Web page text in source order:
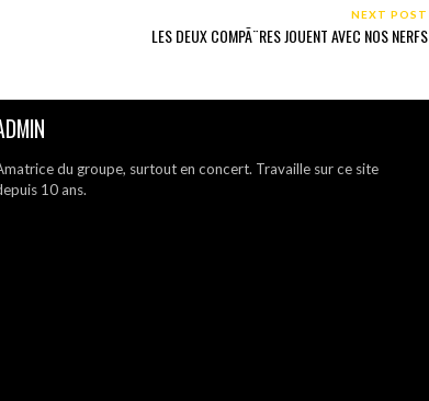
NEXT POST
LES DEUX COMPÃ¨RES JOUENT AVEC NOS NERFS
du groupe, surtout en concert. Travaille sur ce site
10 ans.